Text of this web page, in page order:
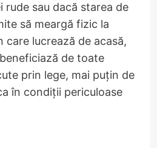
rude sau dacă starea de
să meargă fizic la
care lucrează de acasă,
de toate
prin lege, mai puțin de
în condiții periculoase